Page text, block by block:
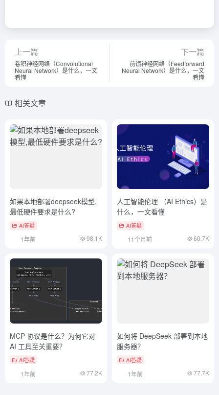
上一篇
卷积神经网络（Convolutional
Neural Network）是什么，一文
看懂
下一篇
前馈神经网络（Feedforward
Neural Network）是什么，一文
看懂
相关文章
如果本地部署deepseek模型,
最低硬件要求是什么?
AI答疑
1年前 98.1K
人工智能伦理 （AI Ethics）是
什么，一文看懂
AI答疑
11个月前 60.7K
MCP 协议是什么？为何它对
AI 工具至关重要？
AI答疑
1年前 77.2K
如何将 DeepSeek 部署到本地
服务器？
AI答疑
1年前 77.7K